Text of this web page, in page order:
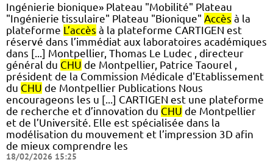
Ingénierie bionique» Plateau "Mobilité" Plateau
"Ingénierie tissulaire" Plateau "Bionique" Accès à la
plateforme L’accès à la plateforme CARTIGEN est
réservé dans l’immédiat aux laboratoires académiques
dans [...] Montpellier, Thomas Le Ludec , directeur
général du CHU de Montpellier, Patrice Taourel ,
président de la Commission Médicale d'Etablissement
du CHU de Montpellier Publications Nous
encourageons les u [...] CARTIGEN est une plateforme
de recherche et d’innovation du CHU de Montpellier
et de l’Université. Elle est spécialisée dans la
modélisation du mouvement et l’impression 3D afin
de mieux comprendre les
18/02/2026 15:25